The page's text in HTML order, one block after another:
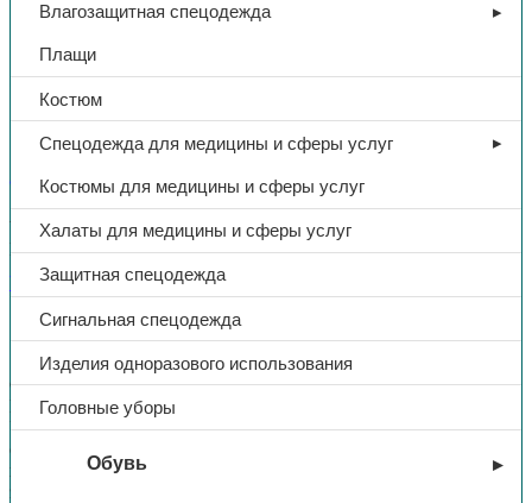
Влагозащитная спецодежда
Плащи
Костюм
Спецодежда для медицины и сферы услуг
Костюмы для медицины и сферы услуг
Халаты для медицины и сферы услуг
Защитная спецодежда
Сигнальная спецодежда
Изделия одноразового использования
Головные уборы
Обувь
Сапоги «Эксперт», арт.
ЛТ70М, МП, ПУ
1070,00₽
В избранное
Артикул:ЛТ70М Категория:Распродажа
Поделиться:
Поделиться в Telegram
Поделиться в
Whatsapp
Поделиться в Ok
Описание
Доп. информация
Сапоги юфтевые.
Подошва: ПУ, МБС,с регулир.голенищем, укр.подн. мет.нос.
Универсальная модель для тяжелых работ в различных
отраслях
промышленности: нефтегазовой, горнодобывающей,
энергетической, в й металлургии.